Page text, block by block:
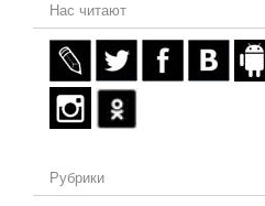
Нас читают
Рубрики